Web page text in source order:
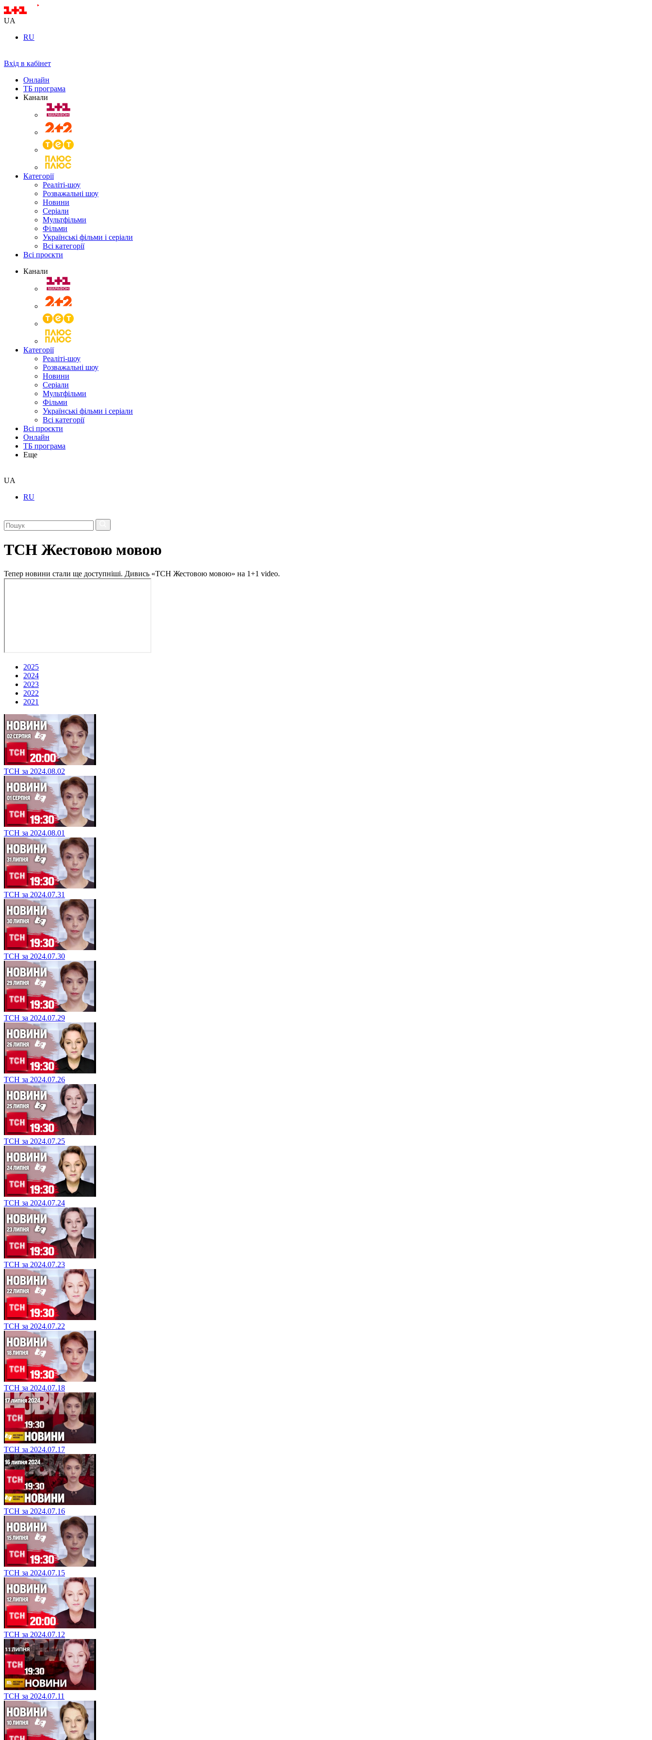
UA
RU
Вхід в кабінет
Онлайн
ТБ програма
Канали
Категорії
Реаліті-шоу
Розважальні шоу
Новини
Серіали
Мультфільми
Фільми
Українські фільми і серіали
Всі категорії
Всі проєкти
Канали
Категорії
Реаліті-шоу
Розважальні шоу
Новини
Серіали
Мультфільми
Фільми
Українські фільми і серіали
Всі категорії
Всі проєкти
Онлайн
ТБ програма
Еще
UA
RU
ТСН Жестовою мовою
Тепер новини стали ще доступніші. Дивись «ТСН Жестовою мовою» на 1+1 video.
2025
2024
2023
2022
2021
ТСН за 2024.08.02
ТСН за 2024.08.01
ТСН за 2024.07.31
ТСН за 2024.07.30
ТСН за 2024.07.29
ТСН за 2024.07.26
ТСН за 2024.07.25
ТСН за 2024.07.24
ТСН за 2024.07.23
ТСН за 2024.07.22
ТСН за 2024.07.18
ТСН за 2024.07.17
ТСН за 2024.07.16
ТСН за 2024.07.15
ТСН за 2024.07.12
ТСН за 2024.07.11